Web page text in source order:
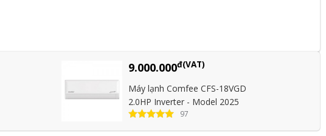
9.000.000đ(VAT)
Máy lạnh Comfee CFS-18VGD
2.0HP Inverter - Model 2025
97